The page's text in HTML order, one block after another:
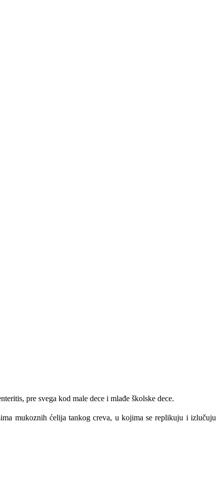
pre svega kod male dece i mlađe školske dece.
mukoznih ćelija tankog creva, u kojima se replikuju i izlučuju